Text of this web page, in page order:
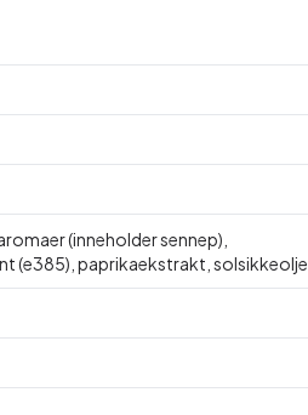
(inneholder sennep),
(e385), paprikaekstrakt, solsikkeolje.